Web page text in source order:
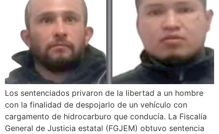
Los sentenciados privaron de la libertad a un hombre
con la finalidad de despojarlo de un vehículo con
cargamento de hidrocarburo que conducía. La Fiscalía
General de Justicia estatal (FGJEM) obtuvo sentencia